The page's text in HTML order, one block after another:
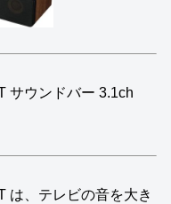
サウンドバー 3.1ch
は、テレビの音を大き